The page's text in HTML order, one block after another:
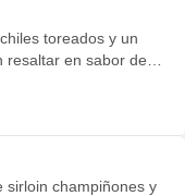
toreados y un
resaltar en sabor de
sirloin champiñones y